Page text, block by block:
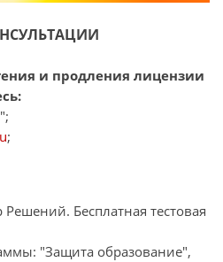
и продления лицензии
;
Бесплатная тестовая
"Защита образование",